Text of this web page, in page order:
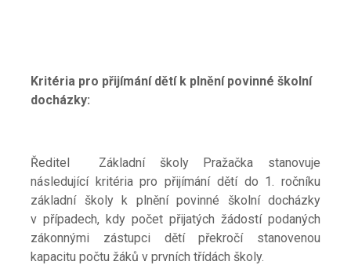
Kritéria pro přijímání dětí k plnění povinné školní
docházky:
Ředitel Základní školy Pražačka stanovuje
následující kritéria pro přijímání dětí do 1. ročníku
základní školy k plnění povinné školní docházky
v případech, kdy počet přijatých žádostí podaných
zákonnými zástupci dětí překročí stanovenou
kapacitu počtu žáků v prvních třídách školy.